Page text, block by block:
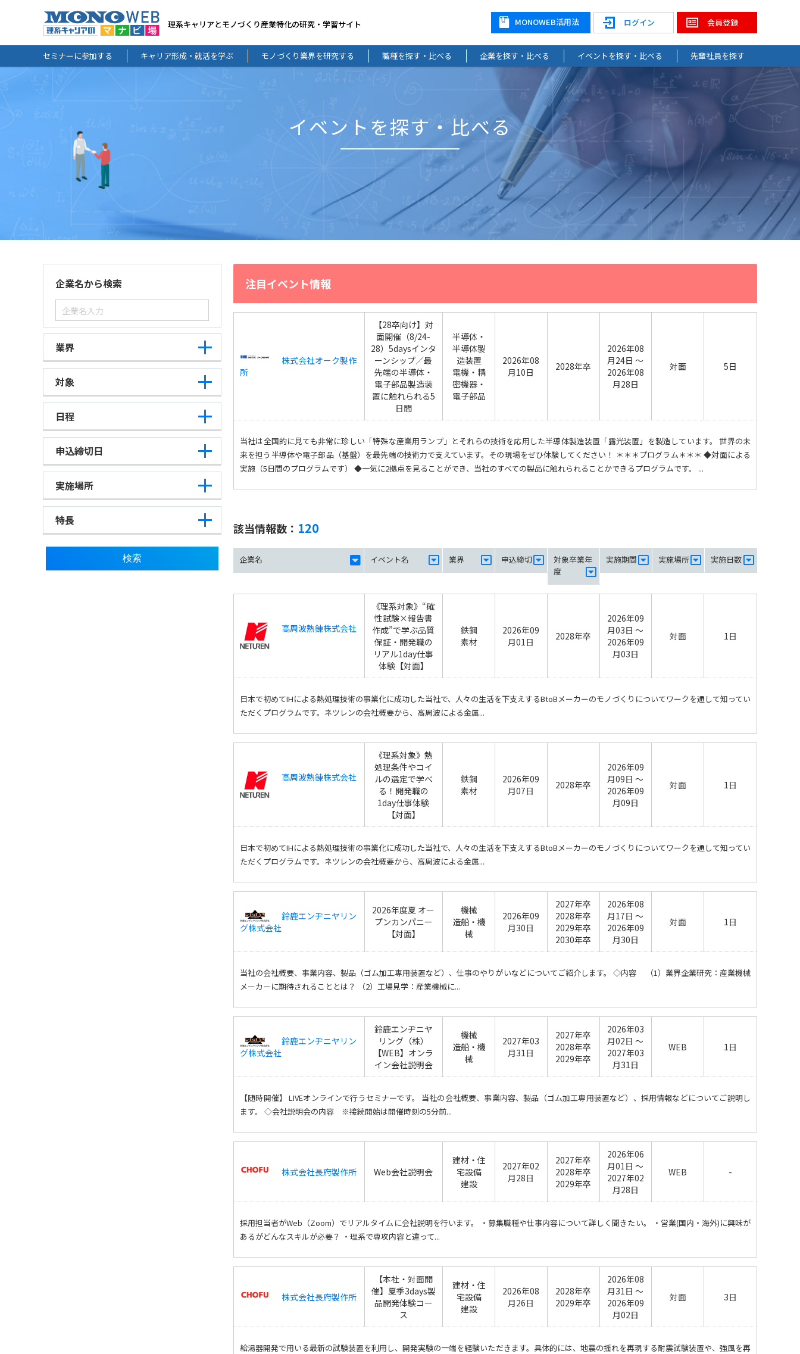
理系キャリアとモノづくり産業特化の研究・学習サイト 会員登録
ログイン
MONOWEB活用法
セミナーに参加する キャリア形成・就活を学ぶ モノづくり業界を研究する 職種を探す・比べる 企業を探す・比べる イベントを探す・比べる 先輩社員を探す
イベントを探す・比べる
企業名から検索
業界
対象
日程
申込締切日
実施場所
特長
注目イベント情報
株式会社オーク製作
所
【28卒向け】対
面開催（8/24-
28）5daysインタ
ーンシップ／最
先端の半導体・
電子部品製造装
置に触れられる5
日間
半導体・
半導体製
造装置
電機・精
密機器・
電子部品
2026年08
月10日
2028年卒
2026年08
月24日 ～
2026年08
月28日
対面 5日
当社は全国的に見ても非常に珍しい「特殊な産業用ランプ」とそれらの技術を応用した半導体製造装置「露光装置」を製造しています。 世界の未
来を担う半導体や電子部品（基盤）を最先端の技術力で支えています。その現場をぜひ体験してください！ ＊＊＊プログラム＊＊＊ ◆対面による
実施（5日間のプログラムです） ◆一気に2拠点を見ることができ、当社のすべての製品に触れられることかできるプログラムです。 ...
該当情報数： 120
企業名 イベント名 業界 申込締切
対象卒業年
度
実施期間 実施場所 実施日数
高周波熱錬株式会社
《理系対象》“確
性試験×報告書
作成”で学ぶ品質
保証・開発職の
リアル1day仕事
体験【対面】
鉄鋼
素材
2026年09
月01日
2028年卒
2026年09
月03日 ～
2026年09
月03日
対面 1日
日本で初めてIHによる熱処理技術の事業化に成功した当社で、人々の生活を下支えするBtoBメーカーのモノづくりについてワークを通して知ってい
ただくプログラムです。ネツレンの会社概要から、高周波による金属...
高周波熱錬株式会社
《理系対象》熱
処理条件やコイ
ルの選定で学べ
る！開発職の
1day仕事体験
【対面】
鉄鋼
素材
2026年09
月07日
2028年卒
2026年09
月09日 ～
2026年09
月09日
対面 1日
日本で初めてIHによる熱処理技術の事業化に成功した当社で、人々の生活を下支えするBtoBメーカーのモノづくりについてワークを通して知ってい
ただくプログラムです。ネツレンの会社概要から、高周波による金属...
鈴鹿エンヂニヤリン
グ株式会社
2026年度夏 オー
プンカンパニー
【対面】
機械
造船・機
械
2026年09
月30日
2027年卒
2028年卒
2029年卒
2030年卒
2026年08
月17日 ～
2026年09
月30日
対面 1日
当社の会社概要、事業内容、製品（ゴム加工専用装置など）、仕事のやりがいなどについてご紹介します。 ◇内容 （1）業界企業研究：産業機械
メーカーに期待されることとは？ （2）工場見学：産業機械に...
鈴鹿エンヂニヤリン
グ株式会社
鈴鹿エンヂニヤ
リング（株）
【WEB】オンラ
イン会社説明会
機械
造船・機
械
2027年03
月31日
2027年卒
2028年卒
2029年卒
2026年03
月02日 ～
2027年03
月31日
WEB 1日
【随時開催】 LIVEオンラインで行うセミナーです。 当社の会社概要、事業内容、製品（ゴム加工専用装置など）、採用情報などについてご説明し
ます。 ◇会社説明会の内容 ※接続開始は開催時刻の5分前...
株式会社長府製作所 Web会社説明会
建材・住
宅設備
建設
2027年02
月28日
2027年卒
2028年卒
2029年卒
2026年06
月01日 ～
2027年02
月28日
WEB -
採用担当者がWeb（Zoom）でリアルタイムに会社説明を行います。 ・募集職種や仕事内容について詳しく聞きたい。 ・営業(国内・海外)に興味が
あるがどんなスキルが必要？ ・理系で専攻内容と違って...
株式会社長府製作所
【本社・対面開
催】夏季3days製
品開発体験コー
ス
建材・住
宅設備
建設
2026年08
月26日
2028年卒
2029年卒
2026年08
月31日 ～
2026年09
月02日
対面 3日
給湯器開発で用いる最新の試験装置を利用し、開発実験の一端を経験いただきます。具体的には、地震の揺れを再現する耐震試験装置や、強風を再